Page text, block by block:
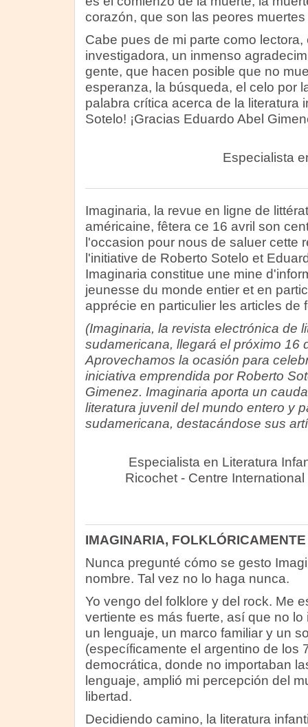
corazón, que son las peores
Cabe pues de mi parte como
investigadora, un inmenso
gente, que hacen posible que no
esperanza, la búsqueda, el celo por
palabra crítica acerca de la literatura
Sotelo! ¡Gracias Eduardo Abel
Especialista
Imaginaria, la revue en ligne de
américaine, fêtera ce 16 avril son
l'occasion pour nous de saluer cette
l'initiative de Roberto Sotelo et
Imaginaria constitue une mine
jeunesse du monde entier et en
apprécie en particulier les articles de
(Imaginaria, la revista electrónica de
sudamericana, llegará el próximo 16
Aprovechamos la ocasión para
iniciativa emprendida por Roberto
Gimenez. Imaginaria aporta un
literatura juvenil del mundo entero y
sudamericana, destacándose sus
Especialista en Literatura
Ricochet - Centre
IMAGINARIA,
Nunca pregunté cómo se gesto
nombre. Tal vez no lo haga nunca.
Yo vengo del folklore y del rock. Me
vertiente es más fuerte, así que no
un lenguaje, un marco familiar y un
(específicamente el argentino de los
democrática, donde no importaban
lenguaje, amplió mi percepción del
libertad.
Decidiendo camino, la literatura